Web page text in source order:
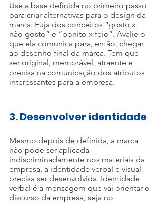
Use a base definida no primeiro passo
para criar alternativas para o design da
marca. Fuja dos conceitos “gosto x
não gosto” e “bonito x feio”. Avalie o
que ela comunica para, então, chegar
ao desenho final da marca. Tem que
ser original, memorável, atraente e
precisa na comunicação dos atributos
interessantes para a empresa.
3. Desenvolver identidade
Mesmo depois de definida, a marca
não pode ser aplicada
indiscriminadamente nos materiais da
empresa, a identidade verbal e visual
precisa ser desenvolvida. Identidade
verbal é a mensagem que vai orientar o
discurso da empresa, seja no